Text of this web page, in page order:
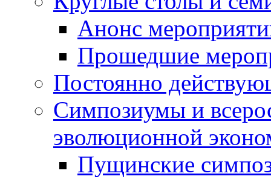
Анонс
Прошедшие
Постоянно
Симпозиумы и
эволюционной
Пущинские